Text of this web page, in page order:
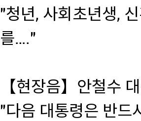
"청년, 사회초년생,
를…."
【현장음】안철수
"다음 대통령은 반드